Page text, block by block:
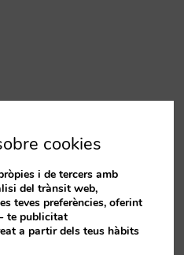
cookies
i de tercers amb
del trànsit web,
teves preferències, oferint
te publicitat
a partir dels teus hàbits